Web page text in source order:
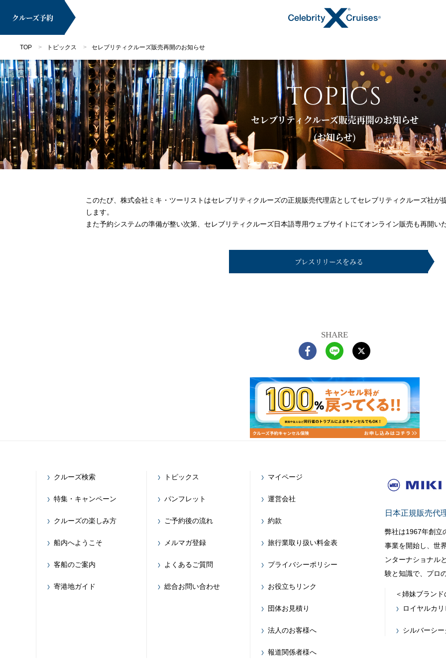
マイページ トピックス
客船のご案内
ご予約後の流れ
セレブリティクルーズの世界
クルーズ予約
TOP トピックス セレブリティクルーズ販売再開のお知らせ
TOPICS
セレブリティクルーズ販売再開のお知らせ
(お知らせ)
このたび、株式会社ミキ・ツーリストはセレブリティクルーズの正規販売代理店としてセレブリティクルーズ社が
します。
また予約システムの準備が整い次第、セレブリティクルーズ日本語専用ウェブサイトにてオンライン販売も再開い
プレスリリースをみる
SHARE
クルーズ検索
特集・キャンペーン
クルーズの楽しみ方
船内へようこそ
客船のご案内
寄港地ガイド
トピックス
パンフレット
ご予約後の流れ
メルマガ登録
よくあるご質問
総合お問い合わせ
マイページ
運営会社
約款
旅行業取り扱い料金表
プライバシーポリシー
お役立ちリンク
団体お見積り
法人のお客様へ
報道関係者様へ
日本正規販売代
弊社は1967年創立
事業を開始し、世
ンターナショナル
験と知識で、プロ
＜姉妹ブラン
ロイヤルカ
シルバーシ